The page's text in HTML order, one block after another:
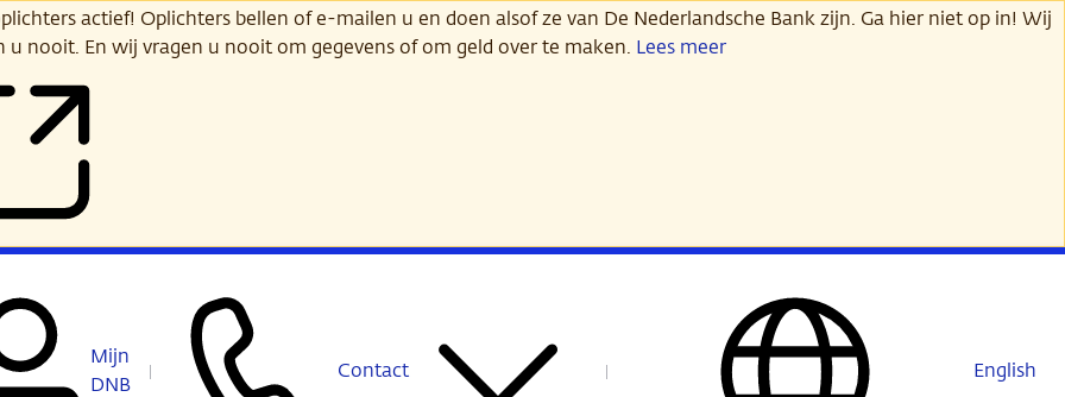
actief! Oplichters bellen of e-mailen u en doen alsof ze van De Nederlandsche Bank zijn. Ga hier niet op in! Wij
u nooit. En wij vragen u nooit om gegevens of om geld over te maken. Lees meer
Mijn
DNB
Contact English